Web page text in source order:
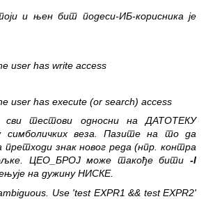
и њен бит подеси-ИБ-корисника је
user has write access
user has execute (or search) access
сви тестови односни на ДАТОТЕКУ
симболичких веза. Пазите на то да
претходи знак новог реда (нпр. контра
ЦЕО_БРОЈ може такође бити -l
на дужину НИСКЕ.
Use 'test EXPR1 && test EXPR2'